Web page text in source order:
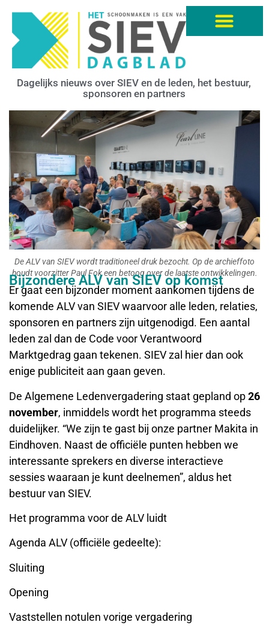
Dagelijks nieuws over SIEV en de leden, het bestuur,
sponsoren en partners
De ALV van SIEV wordt traditioneel druk bezocht. Op de archieffoto
houdt voorzitter Paul Fok een betoog over de laatste ontwikkelingen.
Bijzondere ALV van SIEV op komst
Er gaat een bijzonder moment aankomen tijdens de
komende ALV van SIEV waarvoor alle leden, relaties,
sponsoren en partners zijn uitgenodigd. Een aantal
leden zal dan de Code voor Verantwoord
Marktgedrag gaan tekenen. SIEV zal hier dan ook
enige publiciteit aan gaan geven.
De Algemene Ledenvergadering staat gepland op26
november, inmiddels wordt het programma steeds
duidelijker. “We zijn te gast bij onze partner Makita in
Eindhoven. Naast de officiële punten hebben we
interessante sprekers en diverse interactieve
sessies waaraan je kunt deelnemen”, aldus het
bestuur van SIEV.
Het programma voor de ALV luidt
Agenda ALV (officiële gedeelte):
Sluiting
Opening
Vaststellen notulen vorige vergadering